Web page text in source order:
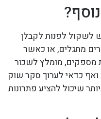
לשקול לפנות לקבלן
מתגלים, או כאשר
מספקים, מומלץ לשכור
ואף כדאי לערוך סקר שוק
שיכול להציע פתרונות